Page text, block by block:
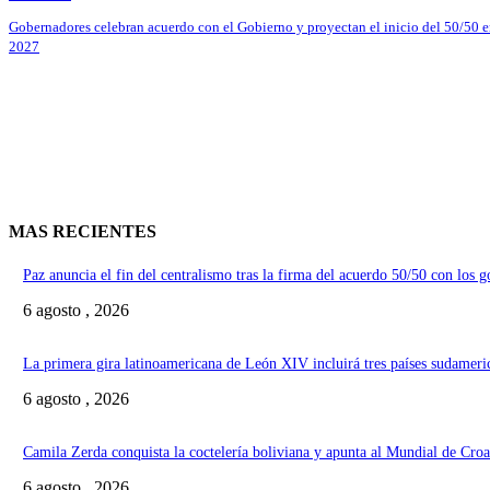
Gobernadores celebran acuerdo con el Gobierno y proyectan el inicio del 50/50
2027
MAS RECIENTES
Paz anuncia el fin del centralismo tras la firma del acuerdo 50/50 con los
6 agosto , 2026
La primera gira latinoamericana de León XIV incluirá tres países
6 agosto , 2026
Camila Zerda conquista la coctelería boliviana y apunta al Mundial de